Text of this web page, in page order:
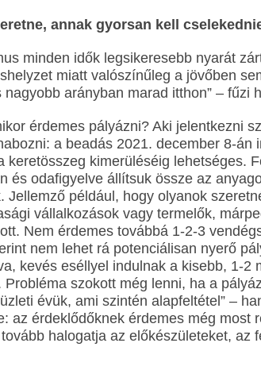
annak gyorsan kell
minden idők legsikeresebb nyarát
miatt valószínűleg a jövőben
arányban marad itthon” – fűzi
érdemes pályázni? Aki jelentkezni
a beadás 2021. december 8-án
keretösszeg kimerüléséig lehetséges.
és odafigyelve állítsuk össze az
Jellemző például, hogy olyanok
vállalkozások vagy termelők,
Nem érdemes továbbá 1-2-3
nem lehet rá potenciálisan nyerő
kevés eséllyel indulnak a kisebb, 1-2
Probléma szokott még lenni, ha a
évük, ami szintén alapfeltétel” –
az érdeklődőknek érdemes még most
halogatja az előkészületeket, az